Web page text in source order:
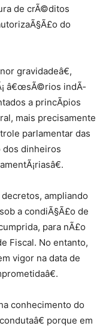
de crÃ©ditos
do
gravidadeâ€,
â€œsÃ©rios indÃ­
a princÃ­pios
mais precisamente
parlamentar das
dos dinheiros
ampliando
a condiÃ§Ã£o de
para nÃ£o
Fiscal. No entanto,
vigor na data de
conhecimento do
porque em